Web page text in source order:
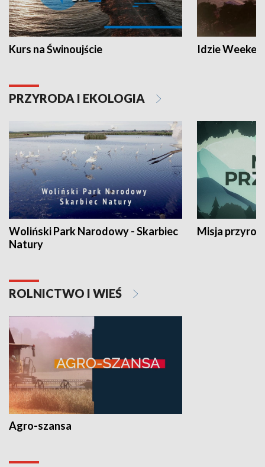
Kurs na Świnoujście Idzie
PRZYRODA I EKOLOGIA
Woliński Park Narodowy - Skarbiec
Natury
Misja
ROLNICTWO I WIEŚ
Agro-szansa